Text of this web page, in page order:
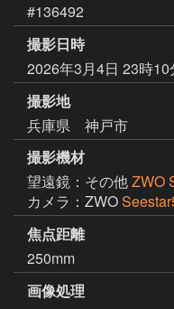
#136492
撮影日時
2026年3月4日 23時10
撮影地
兵庫県 神戸市
撮影機材
望遠鏡：その他ZWO
カメラ：ZWO
焦点距離
250mm
画像処理